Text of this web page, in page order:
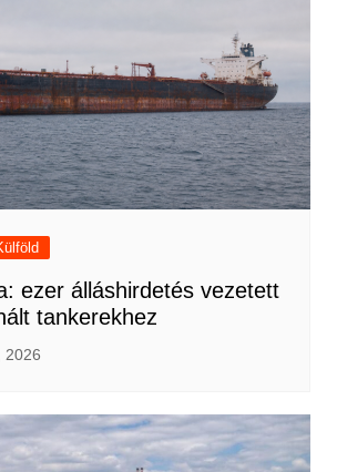
ezer álláshirdetés vezetett
tankerekhez
2026